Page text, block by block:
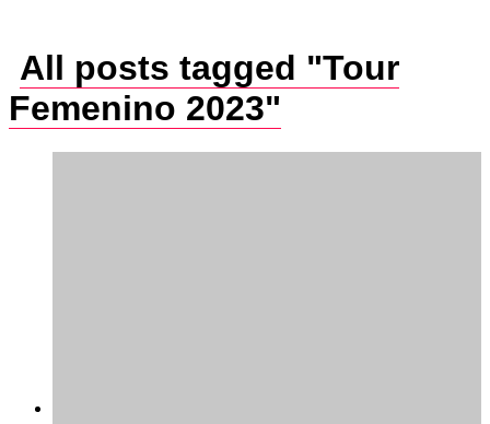
All posts tagged "Tour
Femenino 2023"